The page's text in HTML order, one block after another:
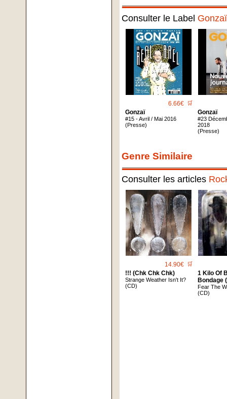
Consulter le Label
6.66€ 🛒
Gonzaï
#15 - Avril / Mai 2016
(Presse)
Gonzaï
#23
2018
(Presse)
Genre Similaire
Consulter les articles
14.90€ 🛒
!!! (Chk Chk Chk)
Strange Weather Isn't It?
(CD)
1 Kilo Of
Bondage
Fear The
(CD)